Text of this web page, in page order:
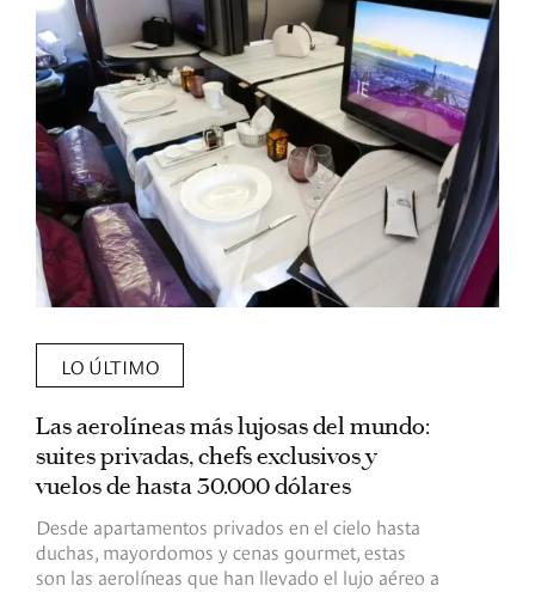
LO ÚLTIMO
Las aerolíneas más lujosas del mundo:
suites privadas, chefs exclusivos y
vuelos de hasta 30.000 dólares
Desde apartamentos privados en el cielo hasta
duchas, mayordomos y cenas gourmet, estas
son las aerolíneas que han llevado el lujo aéreo a